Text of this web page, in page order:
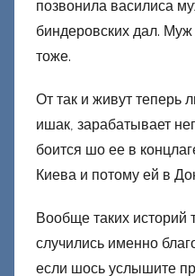
позвонила василиса
биндеровских дал.
тоже.
От так и живут теперь
ишак, зарабатывает
боится шо ее в
Киева и потому ей в
Вообще таких историй
случились именно
если шось услышите